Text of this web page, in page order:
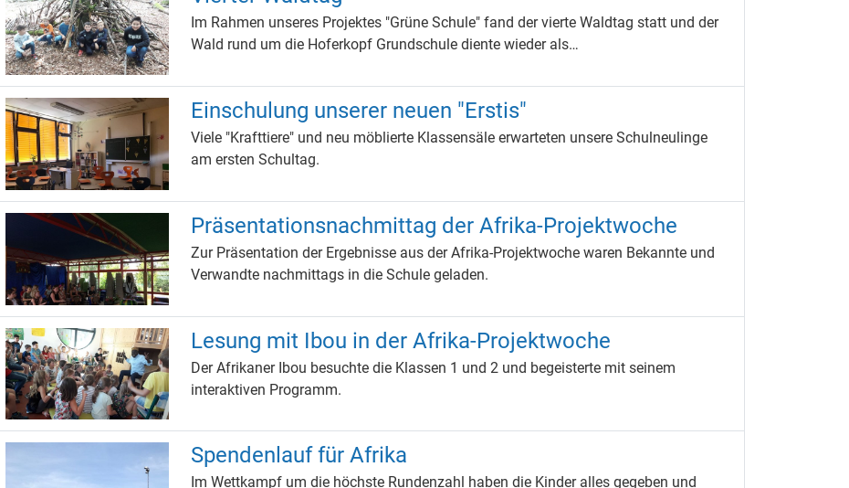
Im Rahmen unseres Projektes "Grüne Schule" fand der vierte Waldtag statt und der
Wald rund um die Hoferkopf Grundschule diente wieder als…
Einschulung unserer neuen "Erstis"
Viele "Krafttiere" und neu möblierte Klassensäle erwarteten unsere Schulneulinge
am ersten Schultag.
Präsentationsnachmittag der Afrika-Projektwoche
Zur Präsentation der Ergebnisse aus der Afrika-Projektwoche waren Bekannte und
Verwandte nachmittags in die Schule geladen.
Lesung mit Ibou in der Afrika-Projektwoche
Der Afrikaner Ibou besuchte die Klassen 1 und 2 und begeisterte mit seinem
interaktiven Programm.
Spendenlauf für Afrika
Im Wettkampf um die höchste Rundenzahl haben die Kinder alles gegeben und